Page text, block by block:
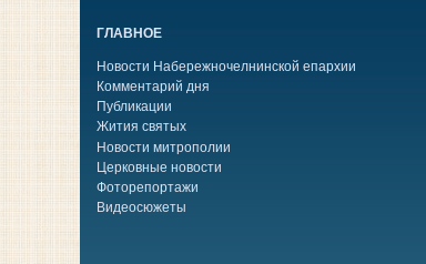
ГЛАВНОЕ
Новости Набережночелнинской епархии
Комментарий дня
Публикации
Жития святых
Новости митрополии
Церковные новости
Фоторепортажи
Видеосюжеты